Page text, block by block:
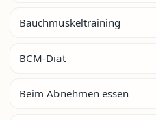
Bauchmuskeltraining
BCM-Diät
Beim Abnehmen essen